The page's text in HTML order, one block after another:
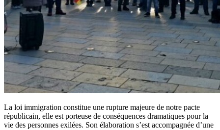
La loi immigration constitue une rupture majeure de notre pacte
républicain, elle est porteuse de conséquences dramatiques pour la
vie des personnes exilées. Son élaboration s’est accompagnée d’une